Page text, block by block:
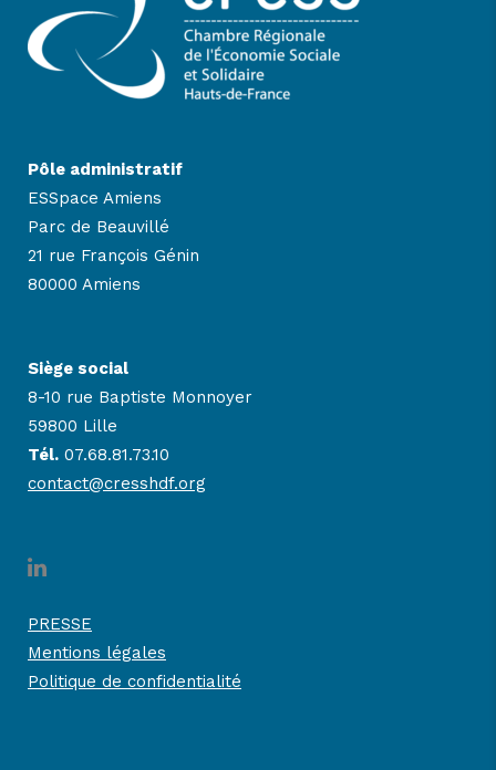
Pôle administratif
ESSpace Amiens
Parc de Beauvillé
21 rue François Génin
80000 Amiens
Siège social
8-10 rue Baptiste Monnoyer
59800 Lille
Tél. 07.68.81.73.10
contact@cresshdf.org
PRESSE
Mentions légales
Politique de confidentialité